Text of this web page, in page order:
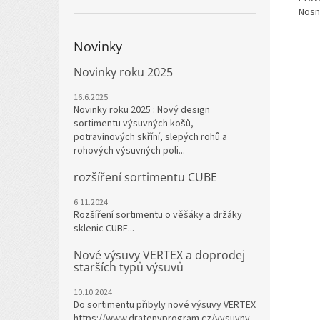
Novinky
Novinky roku 2025
16.6.2025
Novinky roku 2025 : Nový design
sortimentu výsuvných košů,
potravinových skříní, slepých rohů a
rohových výsuvných poli...
rozšíření sortimentu CUBE
6.11.2024
Rozšíření sortimentu o věšáky a držáky
sklenic CUBE...
Nové výsuvy VERTEX a doprodej
starších typů výsuvů
10.10.2024
Do sortimentu přibyly nové výsuvy VERTEX